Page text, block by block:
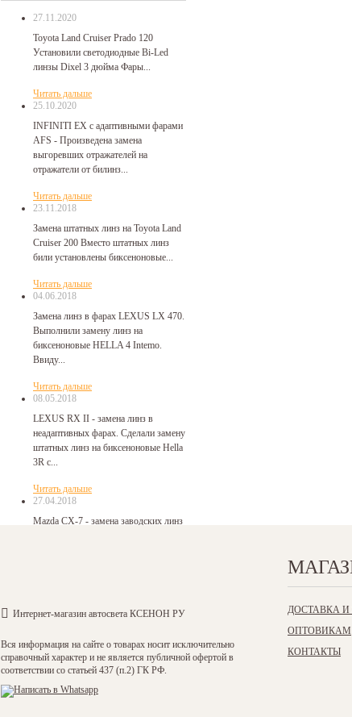
27.11.2020
Toyota Land Cruiser Prado 120
Установили светодиодные Bi-Led
линзы Dixel 3 дюйма Фары...
Читать дальше
25.10.2020
INFINITI EX с адаптивными фарами
AFS - Произведена замена
выгоревших отражателей на
отражатели от билинз...
Читать дальше
23.11.2018
Замена штатных линз на Toyota Land
Cruiser 200 Вместо штатных линз
били установлены биксеноновые...
Читать дальше
04.06.2018
Замена линз в фарах LEXUS LX 470.
Выполнили замену линз на
биксеноновые HELLA 4 Intemo.
Ввиду...
Читать дальше
08.05.2018
LEXUS RX II - замена линз в
неадаптивных фарах. Сделали замену
штатных линз на биксеноновые Hella
3R с...
Читать дальше
27.04.2018
Mazda CX-7 - замена заводских линз
фарах на биксеноновые HELLA 3R.
Замена линз в фарах Santa Fe 2
непростая...
Читать дальше
Интернет-магазин автосвета КСЕНОН РУ
Вся информация на сайте о товарах носит исключительно
справочный характер и не является публичной офертой в
соответствии со статьей 437 (п.2) ГК РФ.
ДОСТАВКА И
ОПТОВИКАМ
КОНТАКТЫ